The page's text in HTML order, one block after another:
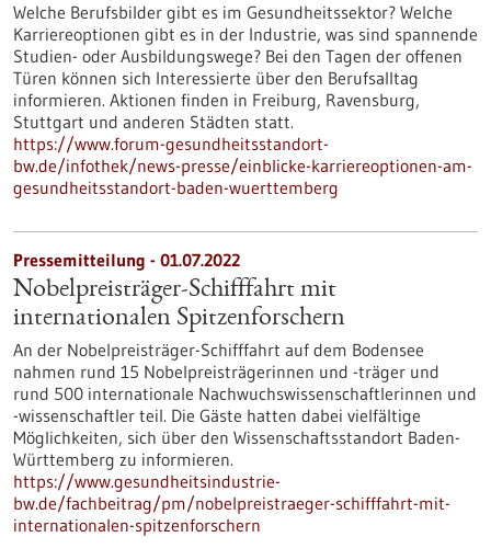
Welche Berufsbilder gibt es im Gesundheitssektor? Welche
Karriereoptionen gibt es in der Industrie, was sind spannende
Studien- oder Ausbildungswege? Bei den Tagen der offenen
Türen können sich Interessierte über den Berufsalltag
informieren. Aktionen finden in Freiburg, Ravensburg,
Stuttgart und anderen Städten statt.
https://www.forum-gesundheitsstandort-
bw.de/infothek/news-presse/einblicke-karriereoptionen-am-
gesundheitsstandort-baden-wuerttemberg
Pressemitteilung - 01.07.2022
Nobelpreisträger-Schifffahrt mit
internationalen Spitzenforschern
An der Nobelpreisträger-Schifffahrt auf dem Bodensee
nahmen rund 15 Nobelpreisträgerinnen und -träger und
rund 500 internationale Nachwuchswissenschaftlerinnen und
-wissenschaftler teil. Die Gäste hatten dabei vielfältige
Möglichkeiten, sich über den Wissenschaftsstandort Baden-
Württemberg zu informieren.
https://www.gesundheitsindustrie-
bw.de/fachbeitrag/pm/nobelpreistraeger-schifffahrt-mit-
internationalen-spitzenforschern